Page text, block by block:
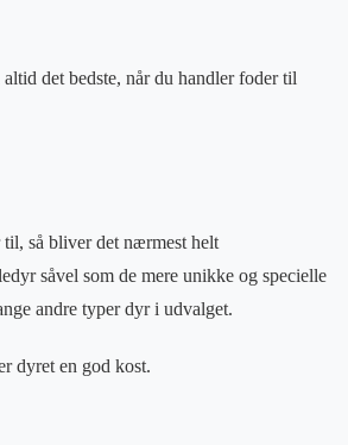
det bedste, når du handler foder til
så bliver det nærmest helt
såvel som de mere unikke og specielle
andre typer dyr i udvalget.
dyret en god kost.